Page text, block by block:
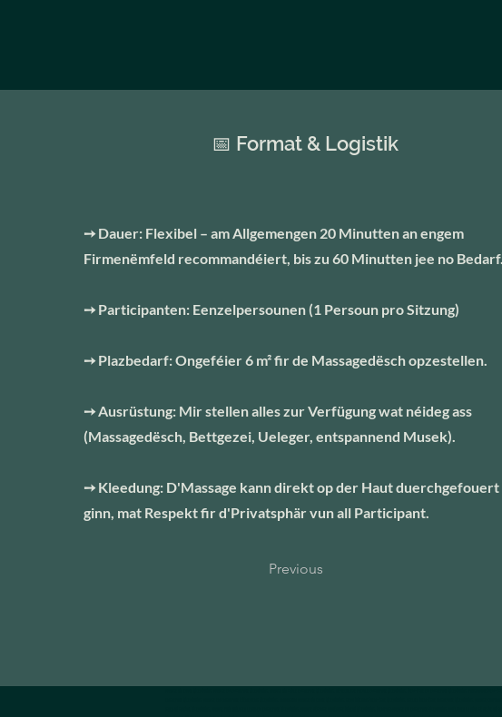
📅 Format & Logistik
➙ Dauer: Flexibel – am Allgemengen 20 Minutten an engem
Firmenëmfeld recommandéiert, bis zu 60 Minutten jee no Bedarf.
➙ Participanten: Eenzelpersounen (1 Persoun pro Sitzung)
➙ Plazbedarf: Ongeféier 6 m² fir de Massagedësch opzestellen.
➙ Ausrüstung: Mir stellen alles zur Verfügung wat néideg ass
(Massagedësch, Bettgezei, Ueleger, entspannend Musek).
➙ Kleedung: D'Massage kann direkt op der Haut duerchgefouert
ginn, mat Respekt fir d'Privatsphär vun all Participant.
Previous